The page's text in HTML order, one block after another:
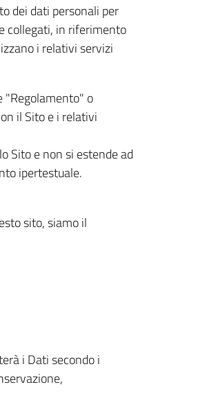
dei dati personali per
collegati, in riferimento
i relativi servizi
"Regolamento" o
il Sito e i relativi
Sito e non si estende ad
ipertestuale.
sito, siamo il
i Dati secondo i